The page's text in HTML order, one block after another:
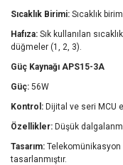
Sıcaklık Birimi: Sıcaklık
Hafıza: Sık kullanılan
düğmeler (1, 2, 3).
Güç Kaynağı APS15-3A
Güç: 56W
Kontrol: Dijital ve seri MCU
Özellikler: Düşük
Tasarım: Telekomünikasyon
tasarlanmıştır.